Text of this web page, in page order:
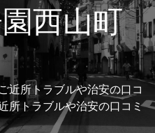
西山町
近所トラブルや治安の口コ
所トラブルや治安の口コミ